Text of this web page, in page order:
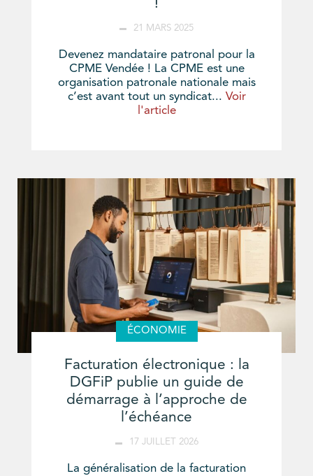
!
21 MARS 2025
Devenez mandataire patronal pour la
CPME Vendée ! La CPME est une
organisation patronale nationale mais
c’est avant tout un syndicat... Voir
l'article
ÉCONOMIE
Facturation électronique : la
DGFiP publie un guide de
démarrage à l’approche de
l’échéance
17 JUILLET 2026
La généralisation de la facturation